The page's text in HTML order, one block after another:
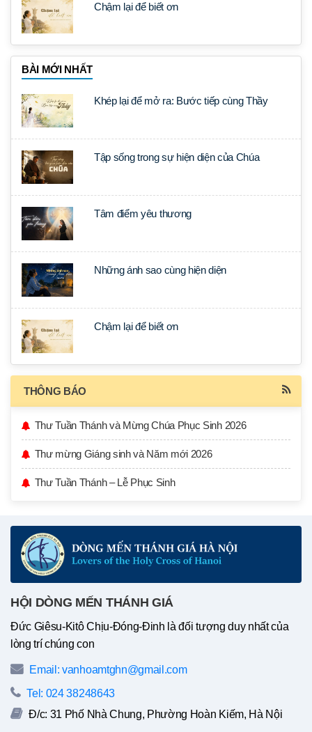
Chậm lại để biết ơn
BÀI MỚI NHẤT
Khép lại để mở ra: Bước tiếp cùng Thầy
Tập sống trong sự hiện diện của Chúa
Tâm điểm yêu thương
Những ánh sao cùng hiện diện
Chậm lại để biết ơn
THÔNG BÁO
Thư Tuần Thánh và Mừng Chúa Phục Sinh 2026
Thư mừng Giáng sinh và Năm mới 2026
Thư Tuần Thánh – Lễ Phục Sinh
HỘI DÒNG MẾN THÁNH GIÁ
Đức Giêsu-Kitô Chịu-Đóng-Đinh là đối tượng duy nhất của
lòng trí chúng con
Email: vanhoamtghn@gmail.com
Tel: 024 38248643
Đ/c: 31 Phố Nhà Chung, Phường Hoàn Kiếm, Hà Nội